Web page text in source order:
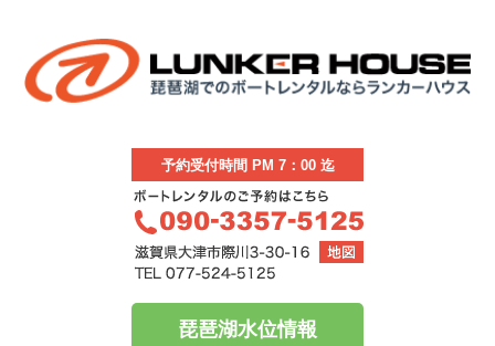
予約受付時間 PM 7：00 迄
琵琶湖水位情報